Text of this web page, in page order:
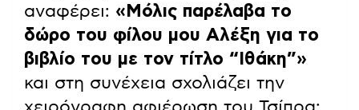
αναφέρει: «Μόλις παρέλαβα το
δώρο του φίλου μου Αλέξη για το
βιβλίο του με τον τίτλο “Ιθάκη”»
και στη συνέχεια σχολιάζει την